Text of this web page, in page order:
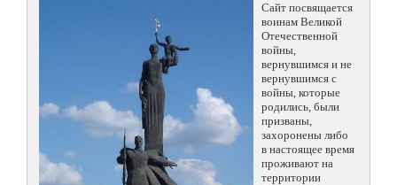
Сайт посвящается
воинам Великой
Отечественной
войны,
вернувшимся и не
вернувшимся с
войны, которые
родились, были
призваны,
захоронены либо
в настоящее время
проживают на
территории